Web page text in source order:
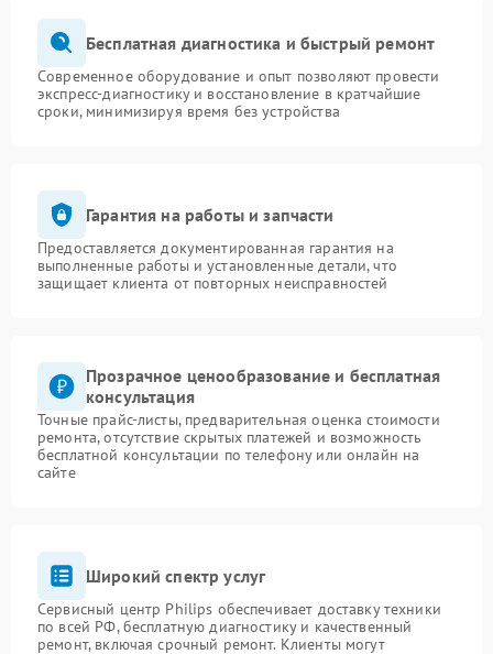
Бесплатная диагностика и быстрый ремонт
Современное оборудование и опыт позволяют провести
экспресс-диагностику и восстановление в кратчайшие
сроки, минимизируя время без устройства
Гарантия на работы и запчасти
Предоставляется документированная гарантия на
выполненные работы и установленные детали, что
защищает клиента от повторных неисправностей
Прозрачное ценообразование и бесплатная
консультация
Точные прайс-листы, предварительная оценка стоимости
ремонта, отсутствие скрытых платежей и возможность
бесплатной консультации по телефону или онлайн на
сайте
Широкий спектр услуг
Сервисный центр Philips обеспечивает доставку техники
по всей РФ, бесплатную диагностику и качественный
ремонт, включая срочный ремонт. Клиенты могут